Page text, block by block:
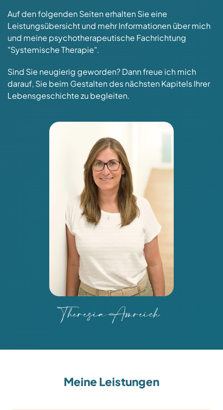
Auf den folgenden Seiten erhalten Sie eine
Leistungsübersicht und mehr Informationen über mich
und meine psychotherapeutische Fachrichtung
"Systemische Therapie".
Sind Sie neugierig geworden? Dann freue ich mich
darauf, Sie beim Gestalten des nächsten Kapitels Ihrer
Lebensgeschichte zu begleiten.
Meine Leistungen